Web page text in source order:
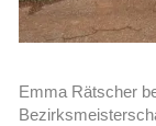
Emma Rätscher